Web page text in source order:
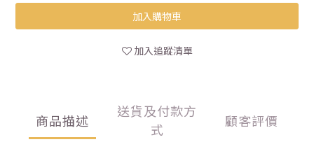
加入購物車
加入追蹤清單
商品描述
送貨及付款方
式
顧客評價